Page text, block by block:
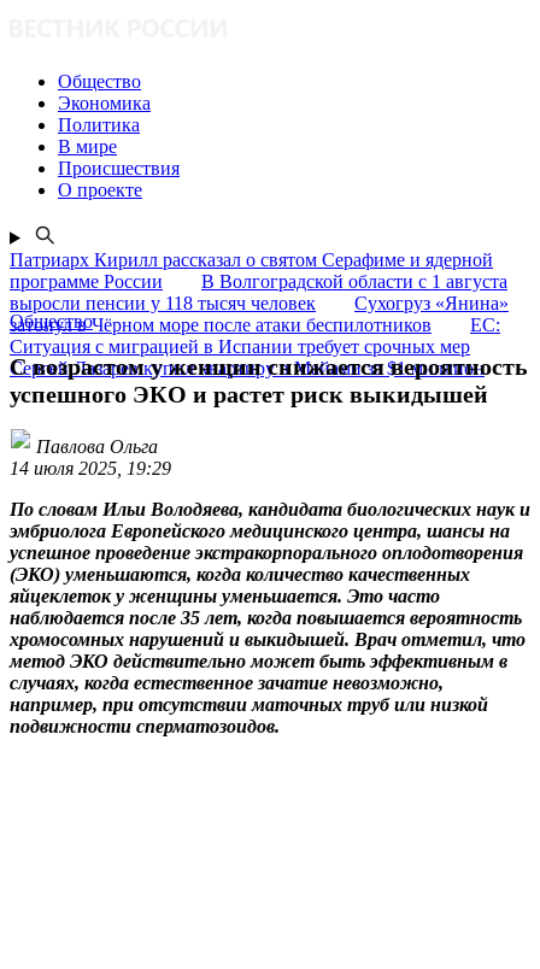
Общество
Экономика
Политика
В мире
Происшествия
О проекте
Патриарх Кирилл рассказал о святом Серафиме и ядерной
программе России
В Волгоградской области с 1 августа
выросли пенсии у 118 тысяч человек
Сухогруз «Янина»
затонул в Чёрном море после атаки беспилотников
ЕС:
Ситуация с миграцией в Испании требует срочных мер
Сергей Лазарев купил квартиру в Майами за $1 миллион
Общество
С возрастом у женщин снижается вероятность
успешного ЭКО и растет риск выкидышей
Павлова Ольга
14 июля 2025, 19:29
По словам Ильи Володяева, кандидата биологических наук и
эмбриолога Европейского медицинского центра, шансы на
успешное проведение экстракорпорального оплодотворения
(ЭКО) уменьшаются, когда количество качественных
яйцеклеток у женщины уменьшается. Это часто
наблюдается после 35 лет, когда повышается вероятность
хромосомных нарушений и выкидышей. Врач отметил, что
метод ЭКО действительно может быть эффективным в
случаях, когда естественное зачатие невозможно,
например, при отсутствии маточных труб или низкой
подвижности сперматозоидов.